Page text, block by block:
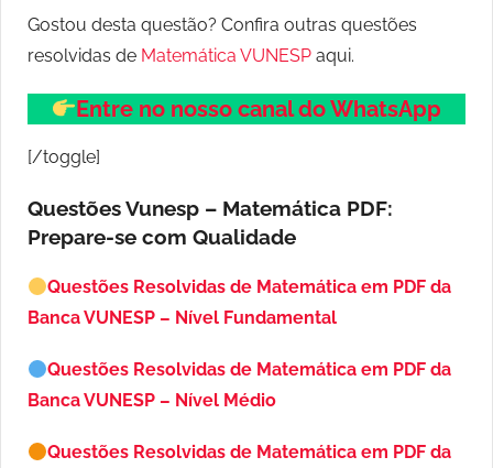
Gostou desta questão? Confira outras questões
resolvidas de Matemática VUNESP aqui.
Entre no nosso canal do WhatsApp
[/toggle]
Questões Vunesp – Matemática PDF:
Prepare-se com Qualidade
Questões Resolvidas de Matemática em PDF da
Banca VUNESP – Nível Fundamental
Questões Resolvidas de Matemática em PDF da
Banca VUNESP – Nível Médio
Questões Resolvidas de Matemática em PDF da